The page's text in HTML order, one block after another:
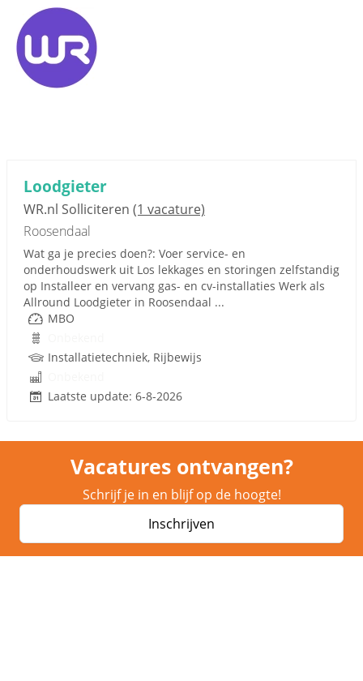
Loodgieter
WR.nl Solliciteren (1 vacature)
Roosendaal
Wat ga je precies doen?: Voer service- en
onderhoudswerk uit Los lekkages en storingen zelfstandig
op Installeer en vervang gas- en cv-installaties Werk als
Allround Loodgieter in Roosendaal ...
MBO
Installatietechniek, Rijbewijs
Laatste update: 6-8-2026
Vacatures ontvangen?
Schrijf je in en blijf op de hoogte!
Inschrijven